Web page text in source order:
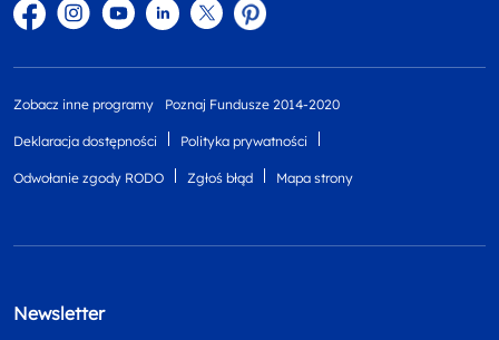
FacebookInstagram
YouTubeLinkedintwitterPinterest
Zobacz inne programy Poznaj Fundusze 2014-2020
Deklaracja dostępności Polityka prywatności
Odwołanie zgody RODO Zgłoś błąd Mapa strony
Newsletter